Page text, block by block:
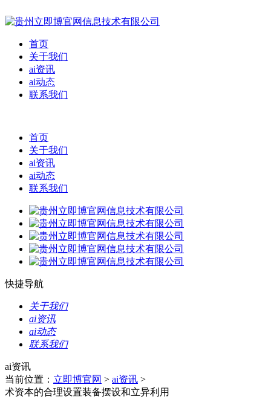
首页
关于我们
ai资讯
ai动态
联系我们
首页
关于我们
ai资讯
ai动态
联系我们
快捷导航
关于我们
ai资讯
ai动态
联系我们
ai资讯
当前位置： 立即博官网 > ai资讯 >
术资本的合理设置装备摆设和立异利用